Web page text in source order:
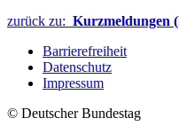
zurück zu: Kurzmeldungen
Barrierefreiheit
Datenschutz
Impressum
© Deutscher Bundestag